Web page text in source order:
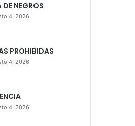
DE NEGROS
4, 2026
PROHIBIDAS
4, 2026
4, 2026